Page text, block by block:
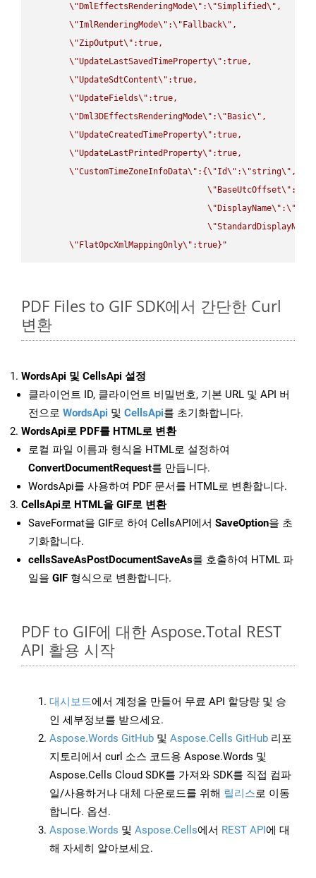
\" DmlEffectsRenderingMode\" :\"Simplified\" ,
\"ImlRenderingMode\" :\" Fallback\" ,
\"ZipOutput\" :true,
\"UpdateLastSavedTimeProperty\" :true,
\"UpdateSdtContent\" :true,
\"UpdateFields\" :true,
\" Dml3DEffectsRenderingMode\" :\" Basic\" ,
\"UpdateCreatedTimeProperty\" :true,
\"UpdateLastPrintedProperty\" :true,
\"CustomTimeZoneInfoData\" :{\"Id\" :\"string\" ,
\" BaseUtcOffset\" :
\" DisplayName\" :\"
\"StandardDisplayName
\" FlatOpcXmlMappingOnly\" :true}"
PDF Files to GIF SDK에서 간단한 Curl
변환
WordsApi 및 CellsApi 설정
클라이언트 ID, 클라이언트 비밀번호, 기본 URL 및 API 버
전으로 WordsApi 및 CellsApi를 초기화합니다.
WordsApi로 PDF를 HTML로 변환
로컬 파일 이름과 형식을 HTML로 설정하여
ConvertDocumentRequest를 만듭니다.
WordsApi를 사용하여 PDF 문서를 HTML로 변환합니다.
CellsApi로 HTML을 GIF로 변환
SaveFormat을 GIF로 하여 CellsAPI에서 SaveOption을 초
기화합니다.
cellsSaveAsPostDocumentSaveAs를 호출하여 HTML 파
일을 GIF 형식으로 변환합니다.
PDF to GIF에 대한 Aspose.Total REST
API 활용 시작
대시보드에서 계정을 만들어 무료 API 할당량 및 승
인 세부정보를 받으세요.
Aspose.Words GitHub 및 Aspose.Cells GitHub 리포
지토리에서 curl 소스 코드용 Aspose.Words 및
Aspose.Cells Cloud SDK를 가져와 SDK를 직접 컴파
일/사용하거나 대체 다운로드를 위해 릴리스로 이동
합니다. 옵션.
Aspose.Words 및 Aspose.Cells에서 REST API에 대
해 자세히 알아보세요.